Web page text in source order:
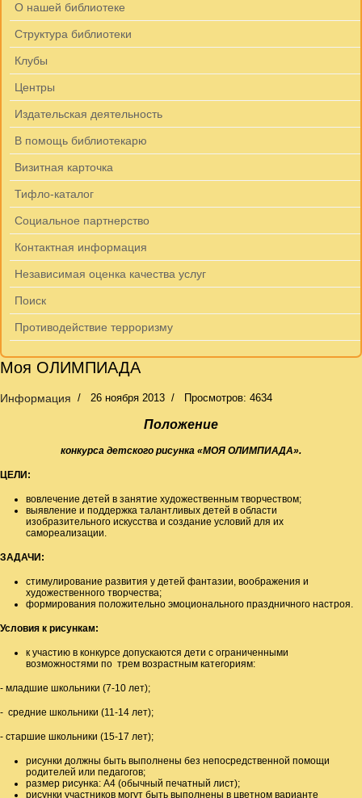
О нашей библиотеке
Структура библиотеки
Клубы
Центры
Издательская деятельность
В помощь библиотекарю
Визитная карточка
Тифло-каталог
Социальное партнерство
Контактная информация
Независимая оценка качества услуг
Поиск
Противодействие терроризму
Моя ОЛИМПИАДА
Информация 26 ноября 2013 Просмотров: 4634
Положение
конкурса детского рисунка «МОЯ ОЛИМПИАДА».
ЦЕЛИ:
вовлечение детей в занятие художественным творчеством;
выявление и поддержка талантливых детей в области
изобразительного искусства и создание условий для их
самореализации.
ЗАДАЧИ:
стимулирование развития у детей фантазии, воображения и
художественного творчества;
формирования положительно эмоционального праздничного настроя.
Условия к рисункам:
к участию в конкурсе допускаются дети с ограниченными
возможностями по трем возрастным категориям:
- младшие школьники (7-10 лет);
- средние школьники (11-14 лет);
- старшие школьники (15-17 лет);
рисунки должны быть выполнены без непосредственной помощи
родителей или педагогов;
размер рисунка: А4 (обычный печатный лист);
рисунки участников могут быть выполнены в цветном варианте